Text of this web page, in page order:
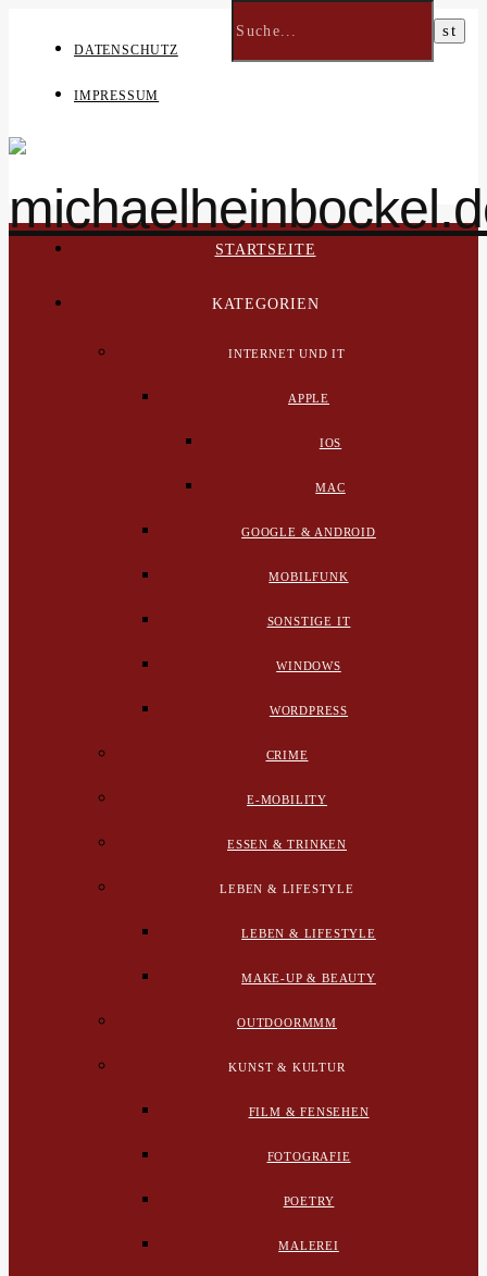
DATENSCHUTZ
IMPRESSUM
STARTSEITE
KATEGORIEN
INTERNET UND IT
APPLE
IOS
MAC
GOOGLE & ANDROID
MOBILFUNK
SONSTIGE IT
WINDOWS
WORDPRESS
CRIME
E-MOBILITY
ESSEN & TRINKEN
LEBEN & LIFESTYLE
LEBEN & LIFESTYLE
MAKE-UP & BEAUTY
OUTDOORMMM
KUNST & KULTUR
FILM & FENSEHEN
FOTOGRAFIE
POETRY
MALEREI